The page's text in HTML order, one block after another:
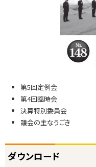
第5回定例会
第4回臨時会
決算特別委員会
議会の主なうごき
ッ
ダウンロード